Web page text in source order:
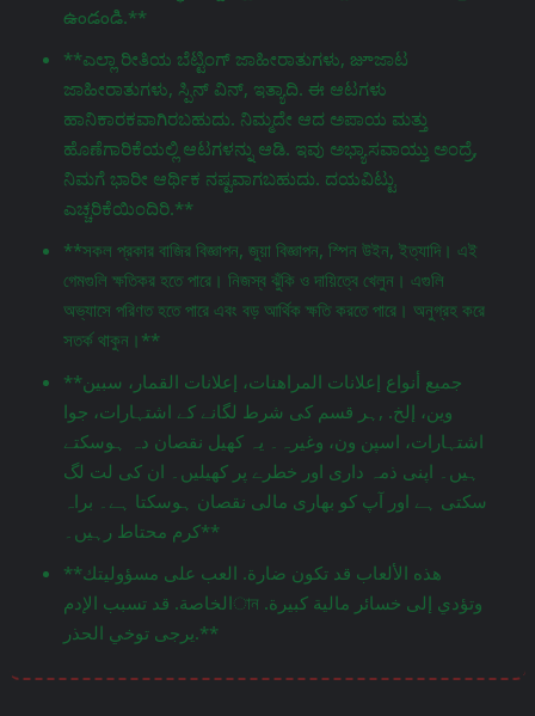
ఉండండి.**
**ಎಲ್ಲಾ ರೀತಿಯ ಬೆಟ್ಟಿಂಗ್ ಜಾಹೀರಾತುಗಳು, జూಜಾಟ
ಜಾಹೀರಾತುಗಳು, ಸ್ಪಿನ್ ವಿನ್, ಇತ್ಯಾದಿ. ಈ ಆಟಗಳು
ಹಾನಿಕಾರಕವಾಗಿರಬಹುದು. ನಿಮ್ಮದೇ ಆದ ಅಪಾಯ ಮತ್ತು
ಹೊಣೆಗಾರಿಕೆಯಲ್ಲಿ ಆಟಗಳನ್ನು ಆಡಿ. ಇವು ಅಭ್ಯಾಸವಾಯ್ತು ಅಂದ್ರೆ,
ನಿಮಗೆ ಭಾರೀ ಆರ್ಥಿಕ ನಷ್ಟವಾಗಬಹುದು. ದಯವಿಟ್ಟು
ಎಚ್ಚರಿಕೆಯಿಂದಿರಿ.**
**সকল প্রকার বাজির বিজ্ঞাপন, জুয়া বিজ্ঞাপন, স্পিন উইন, ইত্যাদি। এই
গেমগুলি ক্ষতিকর হতে পারে। নিজস্ব ঝুঁকি ও দায়িত্বে খেলুন। এগুলি
অভ্যাসে পরিণত হতে পারে এবং বড় আর্থিক ক্ষতি করতে পারে। অনুগ্রহ করে
সতর্ক থাকুন।**
**جميع أنواع إعلانات المراهنات، إعلانات القمار، سبين
وين، إلخ. ,ہر قسم کی شرط لگانے کے اشتہارات، جوا
اشتہارات، اسپن ون، وغیرہ۔ یہ کھیل نقصان دہ ہوسکتے
ہیں۔ اپنی ذمہ داری اور خطرے پر کھیلیں۔ ان کی لت لگ
سکتی ہے اور آپ کو بھاری مالی نقصان ہوسکتا ہے۔ براہ
کرم محتاط رہیں۔**
**هذه الألعاب قد تكون ضارة. العب على مسؤوليتك
الخاصة. قد تسبب الإدمান وتؤدي إلى خسائر مالية كبيرة.
يرجى توخي الحذر.**